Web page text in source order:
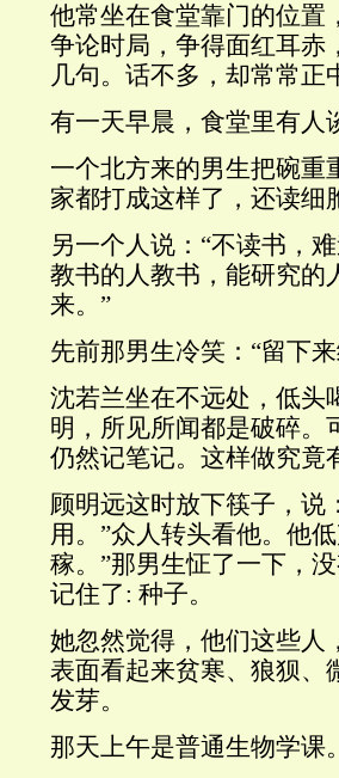
他常坐在食堂靠门的位置
争论时局，争得面红耳赤
几句。话不多，却常常正
有一天早晨，食堂里有人
一个北方来的男生把碗重
家都打成这样了，还读细
另一个人说：“不读书，
教书的人教书，能研究的
来。”
先前那男生冷笑：“留下
沈若兰坐在不远处，低头
明，所见所闻都是破碎。
仍然记笔记。这样做究竟
顾明远这时放下筷子，说
用。”众人转头看他。他
稼。”那男生怔了一下，
记住了: 种子。
她忽然觉得，他们这些人
表面看起来贫寒、狼狈、
发芽。
那天上午是普通生物学课。